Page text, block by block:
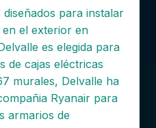
para instalar
el exterior en
es elegida para
de cajas eléctricas
murales, Delvalle ha
Ryanair para
armarios de